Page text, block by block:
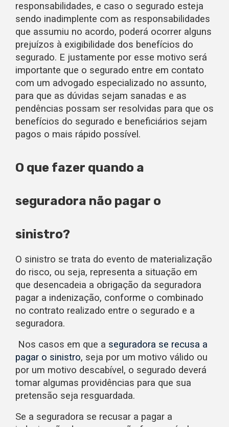
responsabilidades, e caso o segurado esteja
sendo inadimplente com as responsabilidades
que assumiu no acordo, poderá ocorrer alguns
prejuízos à exigibilidade dos benefícios do
segurado. E justamente por esse motivo será
importante que o segurado entre em contato
com um advogado especializado no assunto,
para que as dúvidas sejam sanadas e as
pendências possam ser resolvidas para que os
benefícios do segurado e beneficiários sejam
pagos o mais rápido possível.
O que fazer quando a
seguradora não pagar o
sinistro?
O sinistro se trata do evento de materialização
do risco, ou seja, representa a situação em
que desencadeia a obrigação da seguradora
pagar a indenização, conforme o combinado
no contrato realizado entre o segurado e a
seguradora.
Nos casos em que a seguradora se recusa a
pagar o sinistro, seja por um motivo válido ou
por um motivo descabível, o segurado deverá
tomar algumas providências para que sua
pretensão seja resguardada.
Se a seguradora se recusar a pagar a